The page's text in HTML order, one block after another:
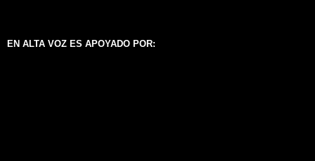
EN ALTA VOZ ES APOYADO POR: